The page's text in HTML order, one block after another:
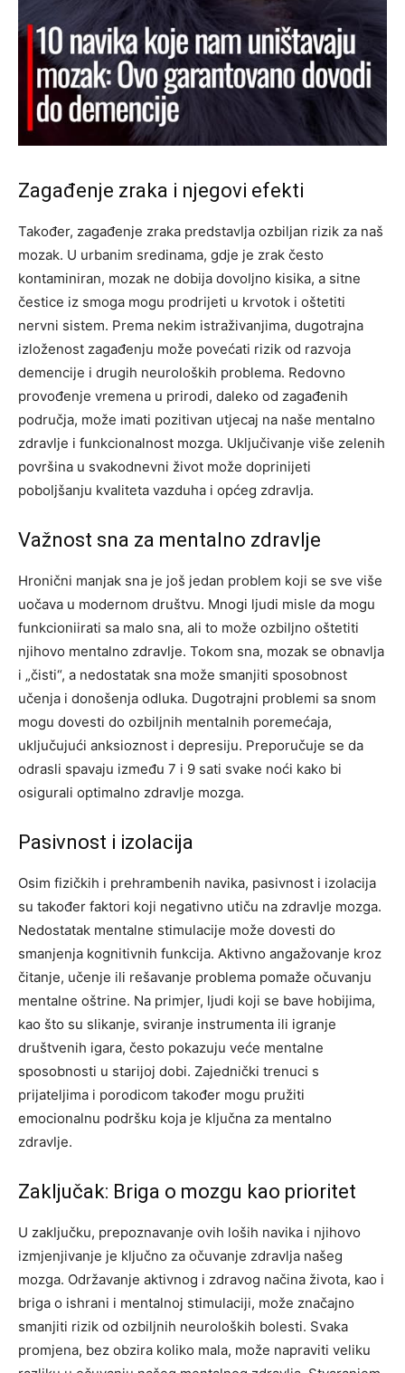
Zagađenje zraka i njegovi efekti
Također, zagađenje zraka predstavlja ozbiljan rizik za naš
mozak. U urbanim sredinama, gdje je zrak često
kontaminiran, mozak ne dobija dovoljno kisika, a sitne
čestice iz smoga mogu prodrijeti u krvotok i oštetiti
nervni sistem. Prema nekim istraživanjima, dugotrajna
izloženost zagađenju može povećati rizik od razvoja
demencije i drugih neuroloških problema. Redovno
provođenje vremena u prirodi, daleko od zagađenih
područja, može imati pozitivan utjecaj na naše mentalno
zdravlje i funkcionalnost mozga. Uključivanje više zelenih
površina u svakodnevni život može doprinijeti
poboljšanju kvaliteta vazduha i općeg zdravlja.
Važnost sna za mentalno zdravlje
Hronični manjak sna je još jedan problem koji se sve više
uočava u modernom društvu. Mnogi ljudi misle da mogu
funkcioniirati sa malo sna, ali to može ozbiljno oštetiti
njihovo mentalno zdravlje. Tokom sna, mozak se obnavlja
i „čisti“, a nedostatak sna može smanjiti sposobnost
učenja i donošenja odluka. Dugotrajni problemi sa snom
mogu dovesti do ozbiljnih mentalnih poremećaja,
uključujući anksioznost i depresiju. Preporučuje se da
odrasli spavaju između 7 i 9 sati svake noći kako bi
osigurali optimalno zdravlje mozga.
Pasivnost i izolacija
Osim fizičkih i prehrambenih navika, pasivnost i izolacija
su također faktori koji negativno utiču na zdravlje mozga.
Nedostatak mentalne stimulacije može dovesti do
smanjenja kognitivnih funkcija. Aktivno angažovanje kroz
čitanje, učenje ili rešavanje problema pomaže očuvanju
mentalne oštrine. Na primjer, ljudi koji se bave hobijima,
kao što su slikanje, sviranje instrumenta ili igranje
društvenih igara, često pokazuju veće mentalne
sposobnosti u starijoj dobi. Zajednički trenuci s
prijateljima i porodicom također mogu pružiti
emocionalnu podršku koja je ključna za mentalno
zdravlje.
Zaključak: Briga o mozgu kao prioritet
U zaključku, prepoznavanje ovih loših navika i njihovo
izmjenjivanje je ključno za očuvanje zdravlja našeg
mozga. Održavanje aktivnog i zdravog načina života, kao i
briga o ishrani i mentalnoj stimulaciji, može značajno
smanjiti rizik od ozbiljnih neuroloških bolesti. Svaka
promjena, bez obzira koliko mala, može napraviti veliku